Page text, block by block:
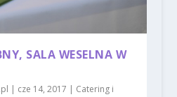
SALA WESELNA W
| cze 14, 2017 | Catering i